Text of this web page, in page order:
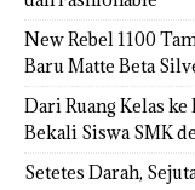
New Rebel 1100
Baru Matte Beta
Dari Ruang Kelas
Bekali Siswa SMK
Setetes Darah,